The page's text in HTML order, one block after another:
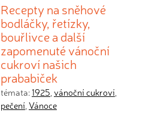
Recepty na sněhové
bodláčky, řetízky,
bouřlivce a další
zapomenuté vánoční
cukroví našich
prababiček
témata:1925,vánoční cukroví,
pečení,Vánoce